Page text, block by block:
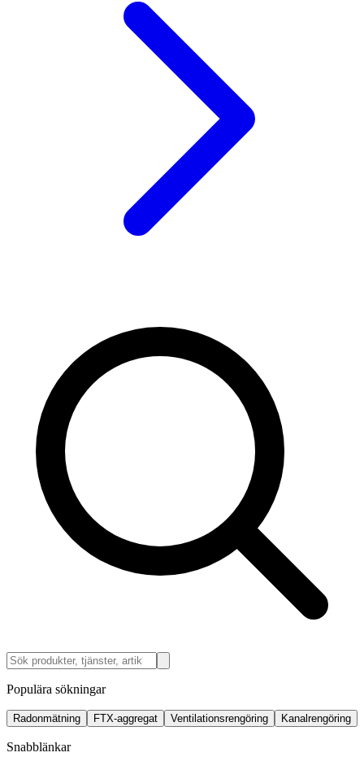
Populära sökningar
Radonmätning FTX-aggregat Ventilationsrengöring Kanalrengöring
Snabblänkar